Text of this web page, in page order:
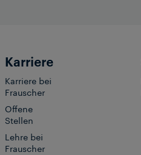
Karriere
Karriere bei
Frauscher
Offene
Stellen
Lehre bei
Frauscher